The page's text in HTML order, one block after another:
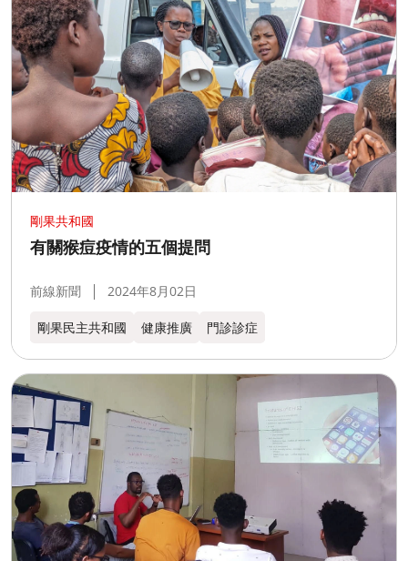
剛果共和國
有關猴痘疫情的五個提問
前線新聞 2024年8月02日
剛果民主共和國 健康推廣 門診診症